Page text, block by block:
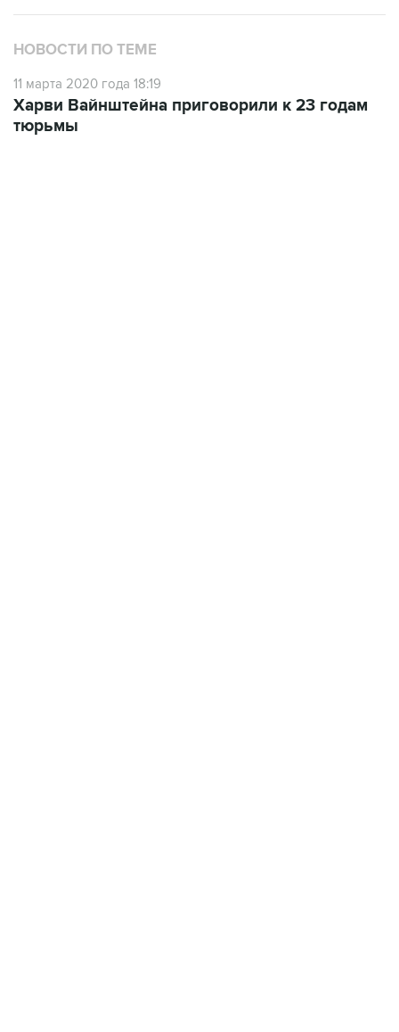
НОВОСТИ ПО ТЕМЕ
11 марта 2020 года 18:19
Харви Вайнштейна приговорили к 23 годам
тюрьмы